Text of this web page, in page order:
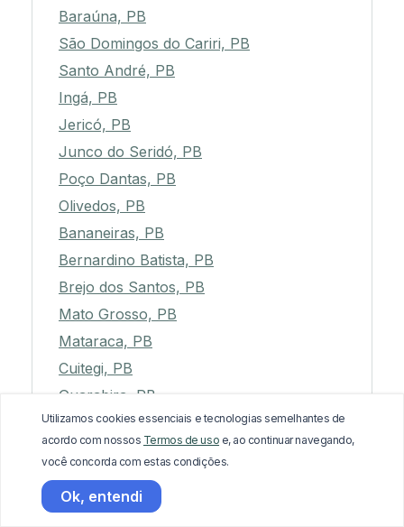
Baraúna, PB
São Domingos do Cariri, PB
Santo André, PB
Ingá, PB
Jericó, PB
Junco do Seridó, PB
Poço Dantas, PB
Olivedos, PB
Bananeiras, PB
Bernardino Batista, PB
Brejo dos Santos, PB
Mato Grosso, PB
Mataraca, PB
Cuitegi, PB
Guarabira, PB
São José de Princesa, PB
São Vicente do Seridó, PB
Sossêgo, PB
Sertãozinho, PB
Utilizamos cookies essenciais e tecnologias semelhantes de
acordo com nossos Termos de uso e, ao continuar navegando,
você concorda com estas condições.
Ok, entendi